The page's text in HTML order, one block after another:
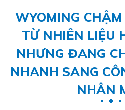
WYOMING
TỪ NHIÊN LIỆU
NHƯNG ĐANG
NHANH SANG
NHÂN